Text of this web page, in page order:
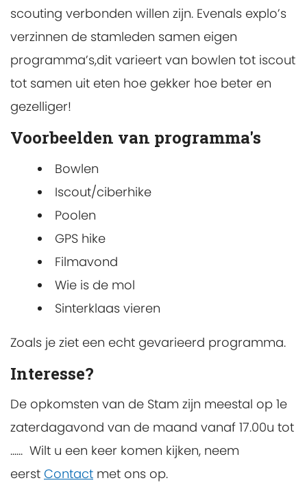
scouting verbonden willen zijn. Evenals explo’s
verzinnen de stamleden samen eigen
programma’s,dit varieert van bowlen tot iscout
tot samen uit eten hoe gekker hoe beter en
gezelliger!
Voorbeelden van programma's
Bowlen
Iscout/ciberhike
Poolen
GPS hike
Filmavond
Wie is de mol
Sinterklaas vieren
Zoals je ziet een echt gevarieerd programma.
Interesse?
De opkomsten van de Stam zijn meestal op 1e
zaterdagavond van de maand vanaf 17.00u tot
...... Wilt u een keer komen kijken, neem
eerst Contact met ons op.